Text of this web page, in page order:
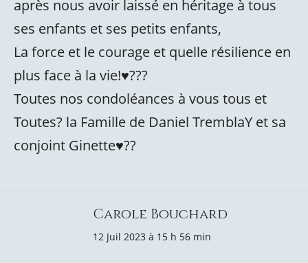
après nous avoir laissé en héritage à tous
ses enfants et ses petits enfants,
La force et le courage et quelle résilience en
plus face à la vie!♥️???
Toutes nos condoléances à vous tous et
Toutes? la Famille de Daniel TremblaY et sa
conjoint Ginette♥️??
Carole Bouchard
12 Juil 2023 à 15 h 56 min